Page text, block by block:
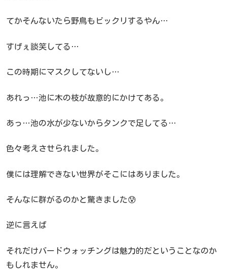
てかそんないたら野鳥もビックリするやん…
すげぇ談笑してる…
この時期にマスクしてないし…
あれっ…池に木の枝が故意的にかけてある。
あっ…池の水が少ないからタンクで足してる…
色々考えさせられました。
僕には理解できない世界がそこにはありました。
そんなに群がるのかと驚きました😰
逆に言えば
それだけバードウォッチングは魅力的だということなのか
もしれません。